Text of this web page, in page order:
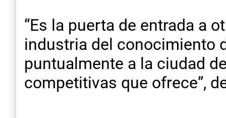
“Es la puerta de entrada a
industria del conocimiento
puntualmente a la ciudad
competitivas que ofrece”,